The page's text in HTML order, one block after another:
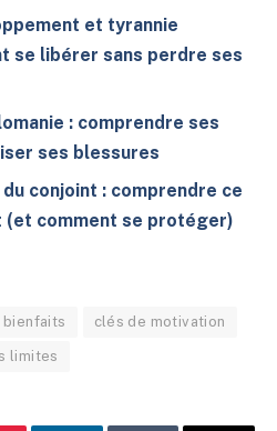
et tyrannie
se libérer sans perdre ses
: comprendre ses
ses blessures
conjoint : comprendre ce
(et comment se protéger)
bienfaits clés de motivation
limites